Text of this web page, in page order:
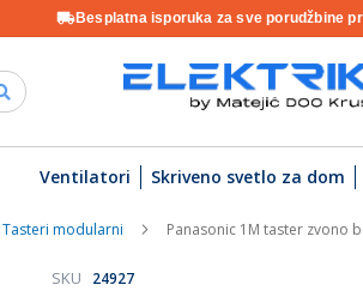
Besplatna isporuka za sve porudžbine
Ventilatori Skriveno svetlo za dom
Tasteri modularni Panasonic 1M taster zvono
SKU 24927